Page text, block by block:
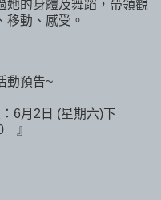
她的身體及舞蹈，帶領觀
移動、感受。
動預告~
6月2日 (星期六)下
』